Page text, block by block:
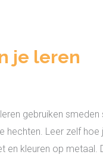
je leren
gebruiken
Leer zelf
en kleuren op metaal.